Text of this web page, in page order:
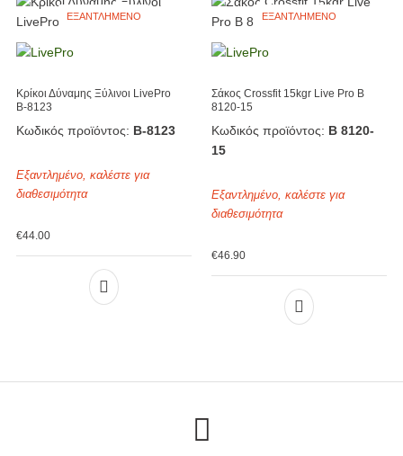
ΕΞΑΝΤΛΗΜΈΝΟ
Κρίκοι Δύναμης Ξύλινοι LivePro
Β-8123
Κωδικός προϊόντος: Β-8123
Εξαντλημένο, καλέστε για
διαθεσιμότητα
€44.00
ΕΞΑΝΤΛΗΜΈΝΟ
Σάκος Crossfit 15kgr Live Pro Β
8120-15
Κωδικός προϊόντος: Β 8120-
15
Εξαντλημένο, καλέστε για
διαθεσιμότητα
€46.90